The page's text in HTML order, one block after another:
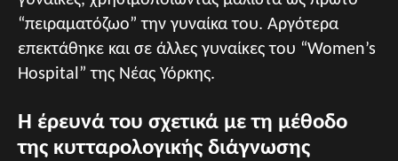
“πειραματόζωο” την γυναίκα του. Αργότερα
επεκτάθηκε και σε άλλες γυναίκες του “Women’s
Hospital” της Νέας Υόρκης.
Η έρευνά του σχετικά με τη μέθοδο
της κυτταρολογικής διάγνωσης